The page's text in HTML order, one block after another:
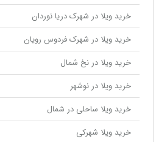
خرید ویلا در شهرک دریا نوردان
خرید ویلا در شهرک فردوس رویان
خرید ویلا در نخ شمال
خرید ویلا در نوشهر
خرید ویلا ساحلی در شمال
خرید ویلا شهرکی